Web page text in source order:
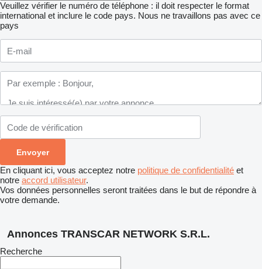
Veuillez vérifier le numéro de téléphone : il doit respecter le format
international et inclure le code pays. Nous ne travaillons pas avec ce
pays
En cliquant ici, vous acceptez notre politique de confidentialité et
notre accord utilisateur.
Vos données personnelles seront traitées dans le but de répondre à
votre demande.
Annonces TRANSCAR NETWORK S.R.L.
Recherche